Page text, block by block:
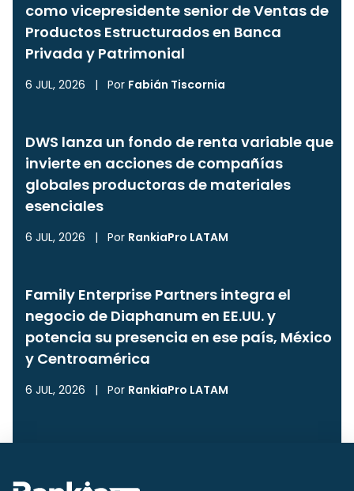
como vicepresidente senior de Ventas de
Productos Estructurados en Banca
Privada y Patrimonial
6 JUL, 2026 | Por Fabián Tiscornia
DWS lanza un fondo de renta variable que
invierte en acciones de compañías
globales productoras de materiales
esenciales
6 JUL, 2026 | Por RankiaPro LATAM
Family Enterprise Partners integra el
negocio de Diaphanum en EE.UU. y
potencia su presencia en ese país, México
y Centroamérica
6 JUL, 2026 | Por RankiaPro LATAM